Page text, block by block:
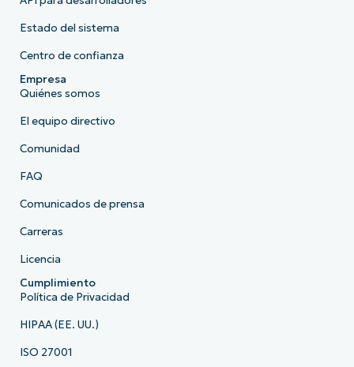
Estado del sistema
Centro de confianza
Empresa
Quiénes somos
El equipo directivo
Comunidad
FAQ
Comunicados de prensa
Carreras
Licencia
Cumplimiento
Política de Privacidad
HIPAA (EE. UU.)
ISO 27001